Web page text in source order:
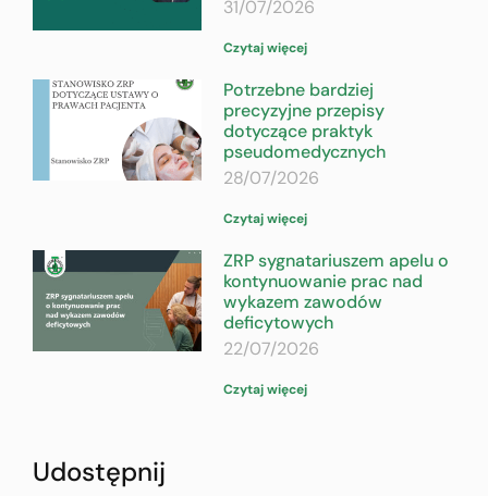
31/07/2026
Czytaj więcej
Potrzebne bardziej
precyzyjne przepisy
dotyczące praktyk
pseudomedycznych
28/07/2026
Czytaj więcej
ZRP sygnatariuszem apelu o
kontynuowanie prac nad
wykazem zawodów
deficytowych
22/07/2026
Czytaj więcej
Udostępnij